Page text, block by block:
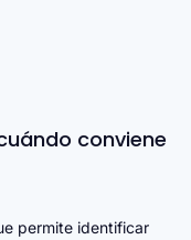
conviene
permite identificar